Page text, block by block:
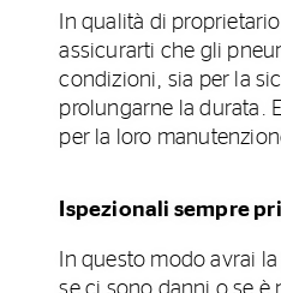
In qualità di
assicurarti che gli
condizioni, sia per la
prolungarne la durata.
per la loro
Ispezionali sempre
In questo modo avrai